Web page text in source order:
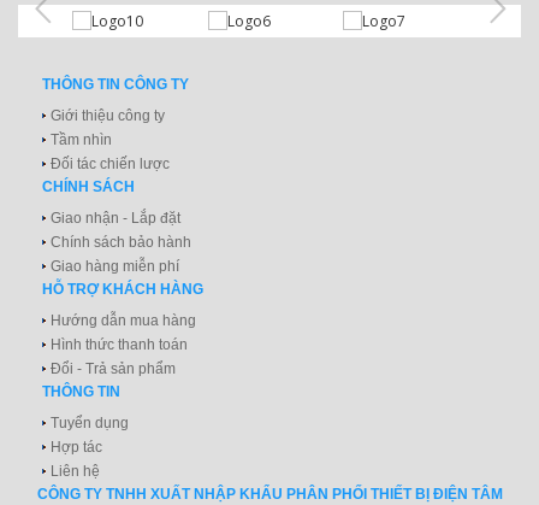
THÔNG TIN CÔNG TY
Giới thiệu công ty
Tầm nhìn
Đối tác chiến lược
CHÍNH SÁCH
Giao nhận - Lắp đặt
Chính sách bảo hành
Giao hàng miễn phí
HỖ TRỢ KHÁCH HÀNG
Hướng dẫn mua hàng
Hình thức thanh toán
Đổi - Trả sản phẩm
THÔNG TIN
Tuyển dụng
Hợp tác
Liên hệ
CÔNG TY TNHH XUẤT NHẬP KHẨU PHÂN PHỐI THIẾT BỊ ĐIỆN TÂM